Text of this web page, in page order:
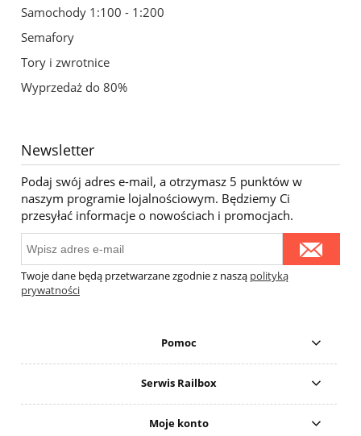
Samochody 1:100 - 1:200
Semafory
Tory i zwrotnice
Wyprzedaż do 80%
Newsletter
Podaj swój adres e-mail, a otrzymasz 5 punktów w
naszym programie lojalnościowym. Będziemy Ci
przesyłać informacje o nowościach i promocjach.
Twoje dane będą przetwarzane zgodnie z naszą polityką
prywatności
Pomoc
Serwis Railbox
Moje konto